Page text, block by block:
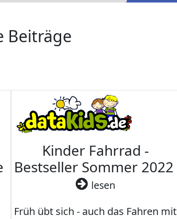
Beiträge
Kinder Fahrrad -
Bestseller Sommer 2022
lesen
Früh übt sich - auch das Fahren mit